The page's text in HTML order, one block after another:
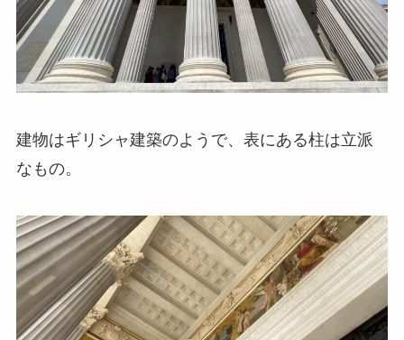
建物はギリシャ建築のようで、表にある柱は立派
なもの。